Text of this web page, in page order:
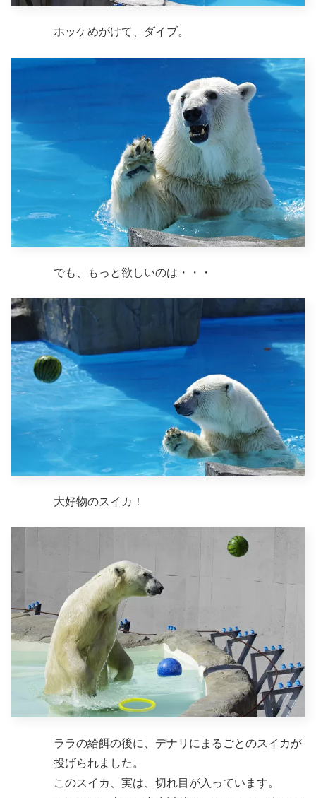
ホッケめがけて、ダイブ。
でも、もっと欲しいのは・・・
大好物のスイカ！
ララの給餌の後に、デナリにまるごとのスイカが
投げられました。
このスイカ、実は、切れ目が入っています。